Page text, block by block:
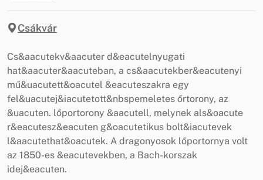
Csákvár
Cs&aacutekv&aacuter d&eacutelnyugati
hat&aacuter&aacuteban, a cs&aacutekber&eacutenyi
mű&uacutett&oacutel &eacuteszakra egy
fel&uacutej&iacutetott&nbspemeletes őrtorony, az
&uacuten. lőportorony &aacutell, melynek als&oacute
r&eacutesz&eacuten g&oacutetikus bolt&iacutevek
l&aacutethat&oacutek. A dragonyosok lőportornya volt
az 1850-es &eacutevekben, a Bach-korszak
idej&eacuten.